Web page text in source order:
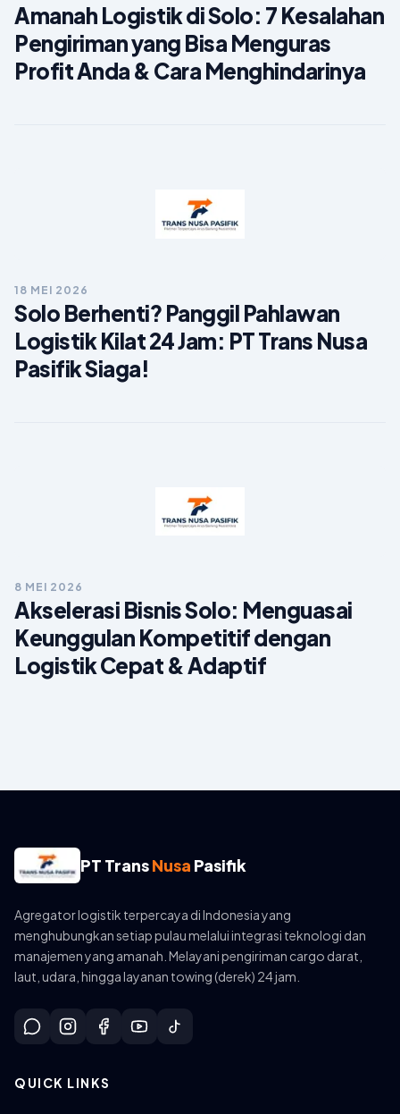
Amanah Logistik di Solo: 7 Kesalahan
Pengiriman yang Bisa Menguras
Profit Anda & Cara Menghindarinya
18 MEI 2026
Solo Berhenti? Panggil Pahlawan
Logistik Kilat 24 Jam: PT Trans Nusa
Pasifik Siaga!
8 MEI 2026
Akselerasi Bisnis Solo: Menguasai
Keunggulan Kompetitif dengan
Logistik Cepat & Adaptif
PT TransNusa Pasifik
Agregator logistik terpercaya di Indonesia yang
menghubungkan setiap pulau melalui integrasi teknologi dan
manajemen yang amanah. Melayani pengiriman cargo darat,
laut, udara, hingga layanan towing (derek) 24 jam.
QUICK LINKS